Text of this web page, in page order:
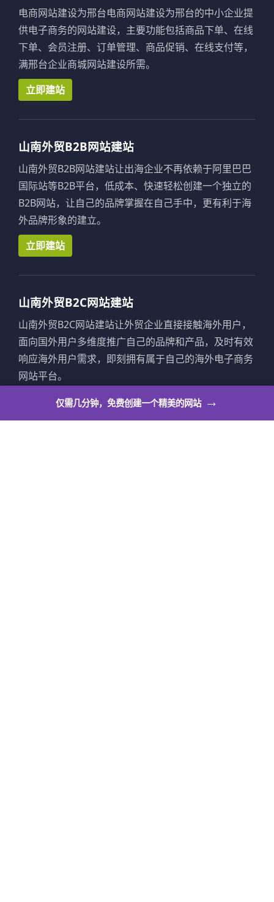
仅需几分钟，免费创建一个精美的网站→
电商网站建设为邢台电商网站建设为邢台的中小企业提
供电子商务的网站建设，主要功能包括商品下单、在线
下单、会员注册、订单管理、商品促销、在线支付等，
满邢台企业商城网站建设所需。
立即建站
山南外贸B2B网站建站
山南外贸B2B网站建站让出海企业不再依赖于阿里巴巴
国际站等B2B平台，低成本、快速轻松创建一个独立的
B2B网站，让自己的品牌掌握在自己手中，更有利于海
外品牌形象的建立。
立即建站
山南外贸B2C网站建站
山南外贸B2C网站建站让外贸企业直接接触海外用户，
面向国外用户多维度推广自己的品牌和产品，及时有效
响应海外用户需求，即刻拥有属于自己的海外电子商务
网站平台。
立即建站